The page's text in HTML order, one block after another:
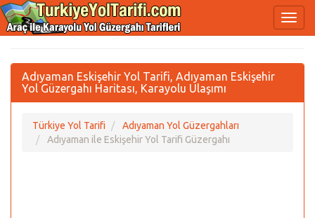
Adıyaman Eskişehir Yol Tarifi, Adıyaman Eskişehir
Yol Güzergahı Haritası, Karayolu Ulaşımı
Türkiye Yol Tarifi
Adıyaman Yol Güzergahları
Adıyaman ile Eskişehir Yol Tarifi Güzergahı